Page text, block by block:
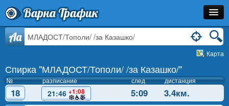
Варна Трафик
Спирка
Разписание
Как Да Стигна?
Aa
Карта
Спирка "МЛАДОСТ/Тополи/ /за Казашко/"
№ разписание след дистанция
18 21:46 +1:08 5:09 3.4км.